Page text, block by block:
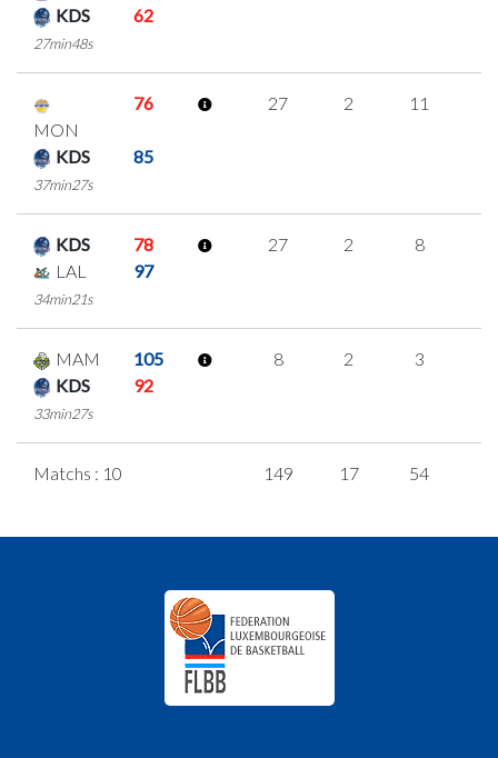
KDS
62
27min48s
MON
76
KDS 85
37min27s
27 2 11
KDS
78
LAL
97
34min21s
27 2 8
MAM
105
KDS
92
33min27s
8 2 3
Matchs : 10 149 17 54